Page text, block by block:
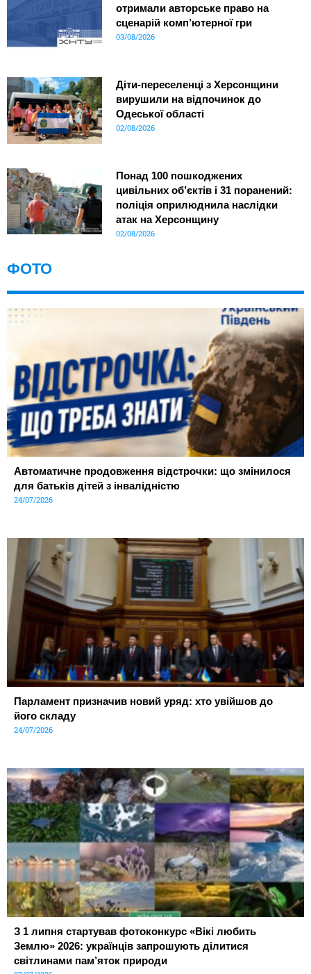
отримали авторське право на
сценарій комп’ютерної гри
03/08/2026
Діти-переселенці з Херсонщини
вирушили на відпочинок до
Одеської області
02/08/2026
Понад 100 пошкоджених
цивільних об’єктів і 31 поранений:
поліція оприлюднила наслідки
атак на Херсонщину
02/08/2026
ФОТО
Автоматичне продовження відстрочки: що змінилося
для батьків дітей з інвалідністю
24/07/2026
Парламент призначив новий уряд: хто увійшов до
його складу
24/07/2026
З 1 липня стартував фотоконкурс «Вікі любить
Землю» 2026: українців запрошують ділитися
світлинами пам’яток природи